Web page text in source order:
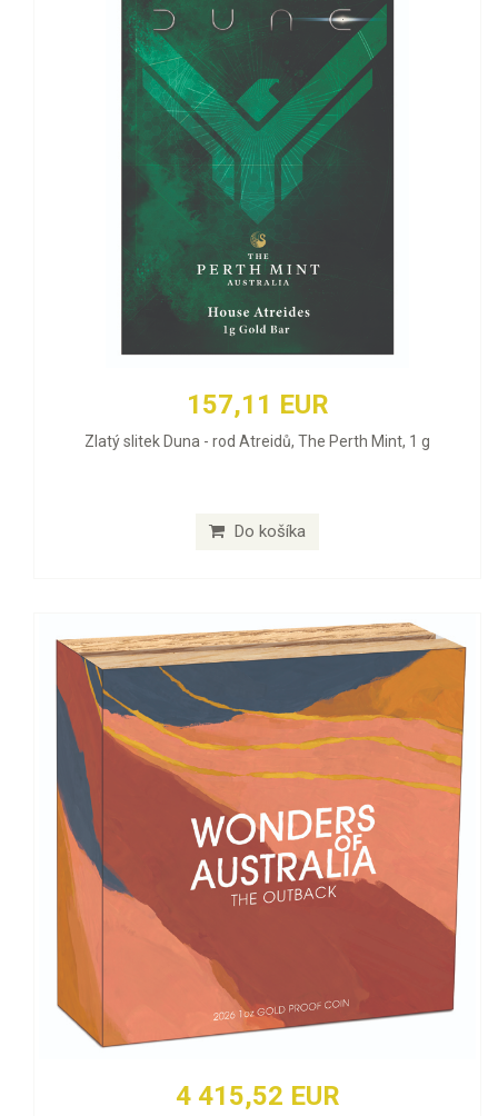
157,11 EUR
Zlatý slitek Duna - rod Atreidů, The Perth Mint, 1 g
Do košíka
4 415,52 EUR